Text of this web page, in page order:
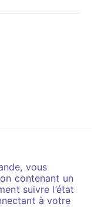
vous
contenant un
suivre l’état
à votre